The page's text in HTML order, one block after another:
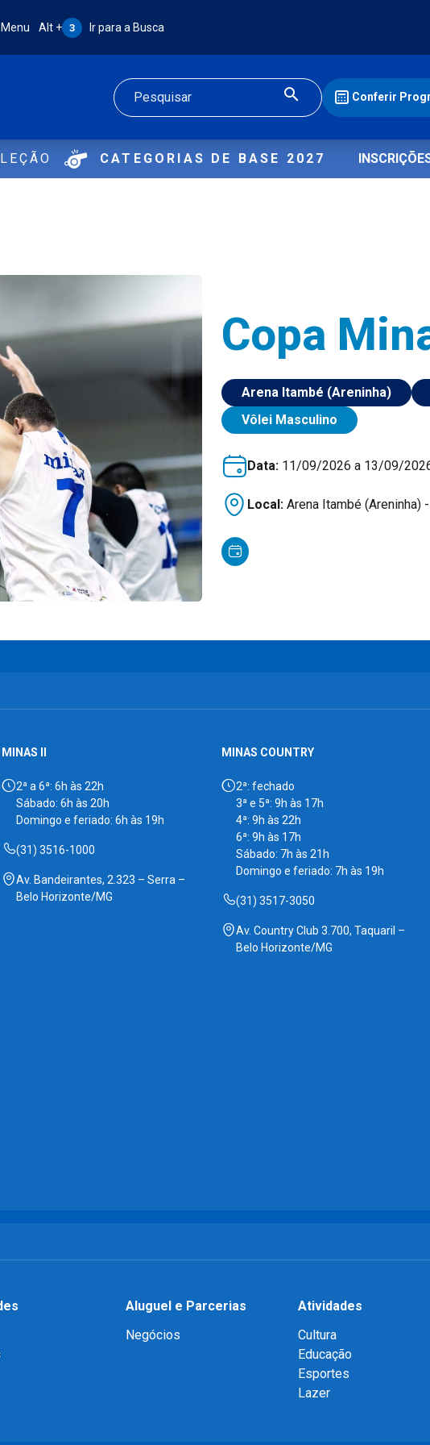
Atalho Alt + 3:
Alt + 3 Ir para a Busca
Buscar
Conferir
CATEGORIAS DE BASE 2027
Copa
Arena Itambé (Areninha)
Vôlei Masculino
Data: 11/09/2026 a 13/09/
Local: Arena Itambé (Areninha)
MINAS II
2ª a 6ª: 6h às 22h
Sábado: 6h às 20h
Domingo e feriado: 6h às 19h
(31) 3516-1000
Av. Bandeirantes, 2.323 – Serra –
Belo Horizonte/MG
MINAS COUNTRY
2ª: fechado
3ª e 5ª: 9h às 17h
4ª: 9h às 22h
6ª: 9h às 17h
Sábado: 7h às 21h
Domingo e feriado: 7h às 19h
(31) 3517-3050
Av. Country Club 3.700, Taquaril –
Belo Horizonte/MG
Aluguel e Parcerias
Negócios
Atividades
Cultura
Educação
Esportes
Lazer